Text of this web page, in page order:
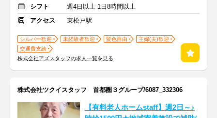
シフト
週4日以上 1日8時間以上
アクセス
東松戸駅
シルバー歓迎 未経験者歓迎 髪色自由
主婦(夫)歓迎
交通費支給
株式会社アズスタッフの求人一覧を見る
株式会社ツクイスタッフ 首都圏３グループ/6087_332306
【有料老人ホームstaff】週2日～♪